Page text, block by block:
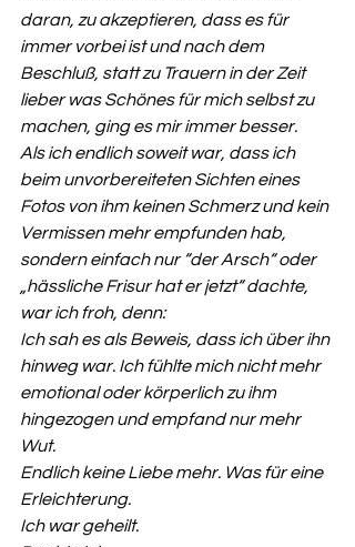
daran, zu akzeptieren, dass es für
immer vorbei ist und nach dem
Beschluß, statt zu Trauern in der Zeit
lieber was Schönes für mich selbst zu
machen, ging es mir immer besser.
Als ich endlich soweit war, dass ich
beim unvorbereiteten Sichten eines
Fotos von ihm keinen Schmerz und kein
Vermissen mehr empfunden hab,
sondern einfach nur “der Arsch“ oder
„hässliche Frisur hat er jetzt“ dachte,
war ich froh, denn:
Ich sah es als Beweis, dass ich über ihn
hinweg war. Ich fühlte mich nicht mehr
emotional oder körperlich zu ihm
hingezogen und empfand nur mehr
Wut.
Endlich keine Liebe mehr. Was für eine
Erleichterung.
Ich war geheilt.